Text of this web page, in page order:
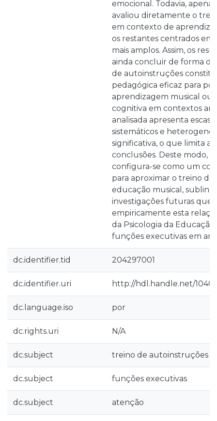
emocional. Todavia,
avaliou diretamente o
em contexto de
os restantes centrados
mais amplos. Assim, os
ainda concluir de forma
de autoinstruções
pedagógica eficaz para
aprendizagem musical ou
cognitiva em contextos
analisada apresenta
sistemáticos e
significativa, o que limita a
conclusões. Deste modo,
configura-se como um
para aproximar o treino
educação musical,
investigações futuras que
empiricamente esta
da Psicologia da
funções executivas em
dc.identifier.tid 204297001
dc.identifier.uri http://hdl.handle.net/
dc.language.iso por
dc.rights.uri N/A
dc.subject treino de autoinstruções
dc.subject funções executivas
dc.subject atenção